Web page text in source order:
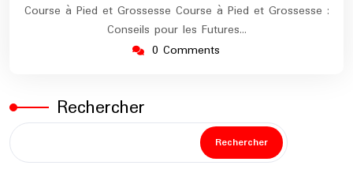
Course à Pied et Grossesse Course à Pied et Grossesse :
Conseils pour les Futures…
0 Comments
Rechercher
Rechercher